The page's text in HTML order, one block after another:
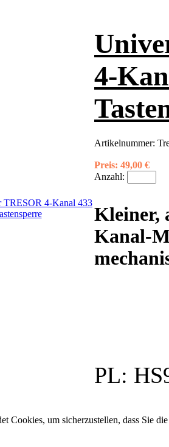
4-
Artikelnummer:
Preis: 49,00 €
Anzahl:
Kleiner,
Kanal-
PL:
Cookies, um sicherzustellen, dass Sie